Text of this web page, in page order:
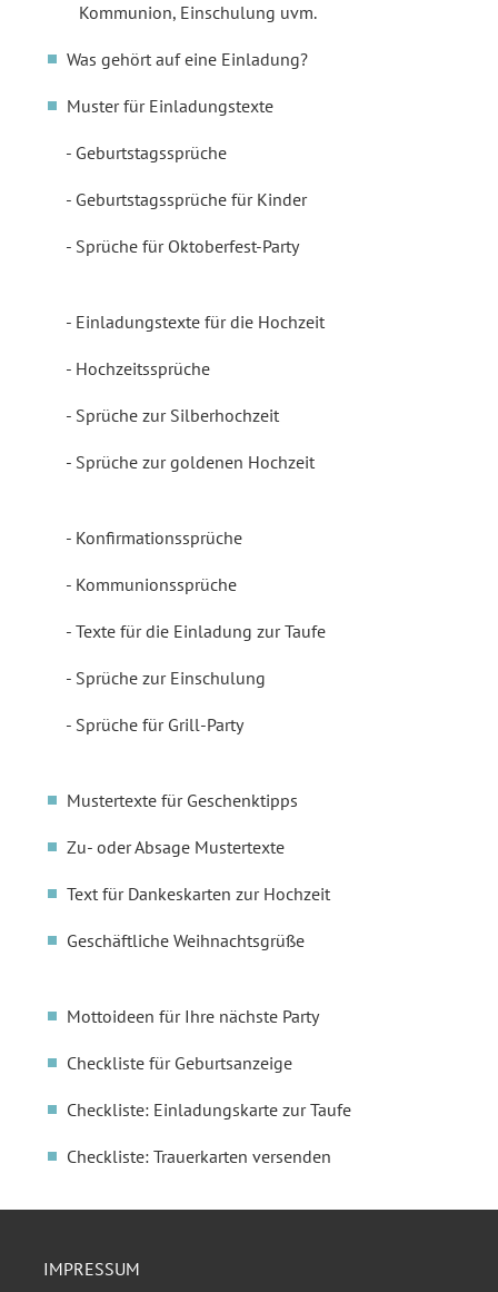
Kommunion, Einschulung uvm.
Was gehört auf eine Einladung?
Muster für Einladungstexte
Geburtstagssprüche
Geburtstagssprüche für Kinder
Sprüche für Oktoberfest-Party
Einladungstexte für die Hochzeit
Hochzeitssprüche
Sprüche zur Silberhochzeit
Sprüche zur goldenen Hochzeit
Konfirmationssprüche
Kommunionssprüche
Texte für die Einladung zur Taufe
Sprüche zur Einschulung
Sprüche für Grill-Party
Mustertexte für Geschenktipps
Zu- oder Absage Mustertexte
Text für Dankeskarten zur Hochzeit
Geschäftliche Weihnachtsgrüße
Mottoideen für Ihre nächste Party
Checkliste für Geburtsanzeige
Checkliste: Einladungskarte zur Taufe
Checkliste: Trauerkarten versenden
IMPRESSUM